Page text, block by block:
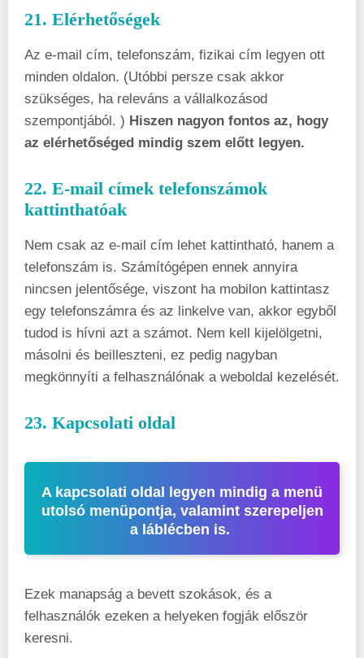
21. Elérhetőségek
Az e-mail cím, telefonszám, fizikai cím legyen ott
minden oldalon. (Utóbbi persze csak akkor
szükséges, ha releváns a vállalkozásod
szempontjából. ) Hiszen nagyon fontos az, hogy
az elérhetőséged mindig szem előtt legyen.
22. E-mail címek telefonszámok
kattinthatóak
Nem csak az e-mail cím lehet kattintható, hanem a
telefonszám is. Számítógépen ennek annyira
nincsen jelentősége, viszont ha mobilon kattintasz
egy telefonszámra és az linkelve van, akkor egyből
tudod is hívni azt a számot. Nem kell kijelölgetni,
másolni és beilleszteni, ez pedig nagyban
megkönnyíti a felhasználónak a weboldal kezelését.
23. Kapcsolati oldal
A kapcsolati oldal legyen mindig a menü
utolsó menüpontja, valamint szerepeljen
a láblécben is.
Ezek manapság a bevett szokások, és a
felhasználók ezeken a helyeken fogják először
keresni.